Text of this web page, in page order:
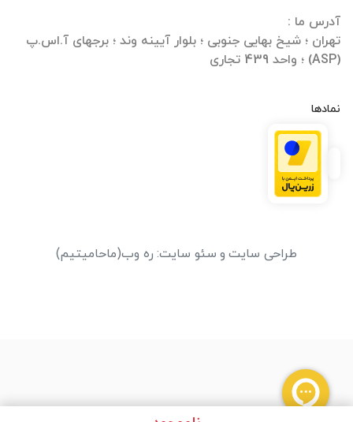
تهران ؛ شیخ بهایی جنوبی ؛ بلوار آیینه وند ؛ برجهای آ.اس.پ
(ASP) ؛ واحد 439 تجاری
نمادها
طراحی سایت و سئو سایت: ره وب(ماحامیتیم)